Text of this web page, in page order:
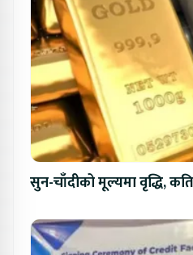
सुन-चाँदीको मूल्यमा वृद्धि,